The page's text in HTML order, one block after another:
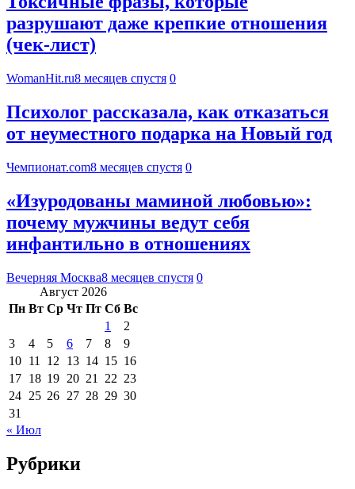
разрушают даже крепкие отношения
(чек-лист)
WomanHit.ru8 месяцев спустя 0
Психолог рассказала, как отказаться
от неуместного подарка на Новый год
Чемпионат.com8 месяцев спустя 0
«Изуродованы маминой любовью»:
почему мужчины ведут себя
инфантильно в отношениях
Вечерняя Москва8 месяцев спустя 0
Август 2026
Пн Вт Ср Чт Пт Сб Вс
1
2
3
4 5 6 7 8
9
10 11 12 13 14 15 16
17 18 19 20 21 22 23
24 25 26 27 28 29 30
31
« Июл
Рубрики